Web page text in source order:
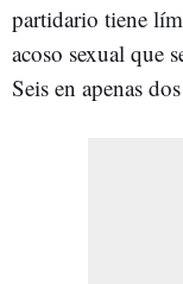
partidario tiene
acoso sexual que
Seis en apenas